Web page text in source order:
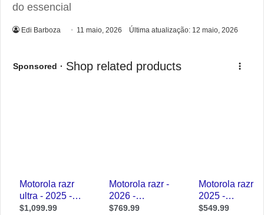
do essencial
Edi Barboza 11 maio, 2026 Última atualização: 12 maio, 2026